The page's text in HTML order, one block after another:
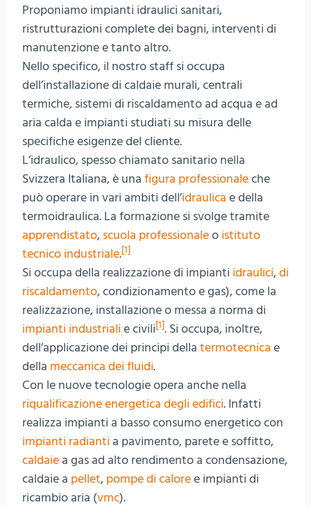
Proponiamo impianti idraulici sanitari,
ristrutturazioni complete dei bagni, interventi di
manutenzione e tanto altro.
Nello specifico, il nostro staff si occupa
dell’installazione di caldaie murali, centrali
termiche, sistemi di riscaldamento ad acqua e ad
aria calda e impianti studiati su misura delle
specifiche esigenze del cliente.
L’idraulico, spesso chiamato sanitario nella
Svizzera Italiana, è una figura professionaleche
può operare in vari ambiti dell’idraulica e della
termoidraulica. La formazione si svolge tramite
apprendistato, scuola professionaleo istituto
tecnico industriale.[1]
Si occupa della realizzazione di impianti idraulici,di
riscaldamento, condizionamento e gas), come la
realizzazione, installazione o messa a norma di
impianti industriali e civili[1]. Si occupa, inoltre,
dell’applicazione dei principi della termotecnica e
della meccanica dei fluidi.
Con le nuove tecnologie opera anche nella
riqualificazione energetica degli edifici. Infatti
realizza impianti a basso consumo energetico con
impianti radianti a pavimento, parete e soffitto,
caldaie a gas ad alto rendimento a condensazione,
caldaie a pellet, pompe di caloree impianti di
ricambio aria (vmc).